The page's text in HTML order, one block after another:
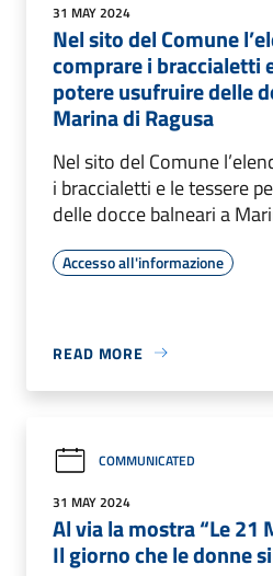
31 MAY 2024
Nel sito del Comune
comprare i braccialetti
potere usufruire delle
Marina di Ragusa
Nel sito del Comune
i braccialetti e le tessere
delle docce balneari a
Accesso all'informazione
READ MORE
COMMUNICATED
31 MAY 2024
Al via la mostra “Le
Il giorno che le donne